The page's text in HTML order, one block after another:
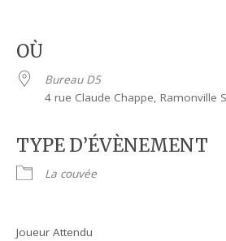
OÙ
Bureau D5
4 rue Claude Chappe, Ramonville
TYPE D’ÉVÈNEMENT
La couvée
Joueur Attendu